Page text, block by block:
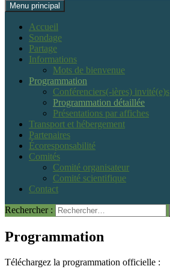
Menu principal
Accueil
Sondage
Partage
Informations
Mots de bienvenue
Programmation
Conférenciers(-ières) invité(e)s
Programmation détaillée
Présentations par affiches
Transport et hébergement
Partenaires
Écoresponsabilité
Comités
Comité organisateur
Comité scientifique
Contact
Rechercher :
Programmation
Téléchargez la programmation officielle :